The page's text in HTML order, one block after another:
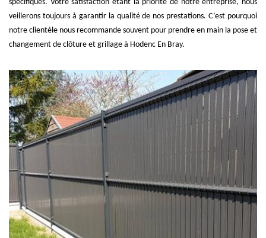
spécifiques. Votre satisfaction étant la priorité de notre entreprise, nous
veillerons toujours à garantir la qualité de nos prestations. C’est pourquoi
notre clientèle nous recommande souvent pour prendre en main la pose et
changement de clôture et grillage à Hodenc En Bray.